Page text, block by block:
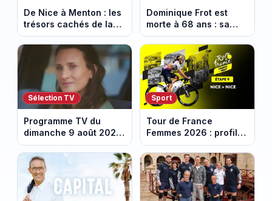
De Nice à Menton : les
trésors cachés de la
French Riviera dévoilés
dans les 100 lieux qu'il
faut voir
Dominique Frot est
morte à 68 ans : sa
sœur Catherine Frot
annonce la triste
nouvelle
Sélection TV
Programme TV du
dimanche 9 août 2026
: notre sélection pour
votre soirée télé
Sport
Tour de France
Femmes 2026 : profil
et horaires de la
dernière étape à Nice